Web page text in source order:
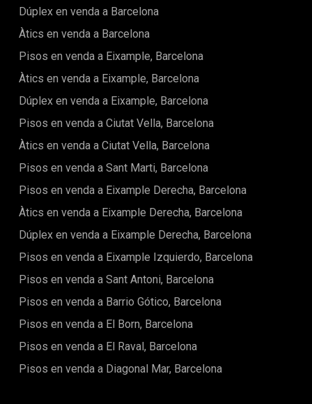
disposa d'un traster de 27 m² a la finca.Un altre avantatge
autèntic privilegi al cor del nucli antic. Aquest espai exterior
compartit és perfecte per gaudir del sol mediterrani,
descansar o contemplar els típics terrats del Barri
Gòtic.Ubicat en un carrer empedrat ple d'encant, envoltat de
arquitectònic, aquest pis gaudeix d'una ubicació
converteix en una excel·lent inversió, amb molt potencial de
revalorització, especialment com a projecte de
important en aquesta zona antiga.El Barrio Gótico, corazón
sus plazas con encanto y su extraordinario patrimonio
arquitectónico. Entre ruinas romanas, catedrales
majestuosas y edificios medievales, invita a un viaje en el
tiempo en pleno centro de una ciudad vibrante. Tiendas
tradicionales se mezclan en una atmósfera única.En resum,
aquesta és una oportunitat única: espaiosa, adaptable, amb
molt caràcter i situada en una de les zones més desitjades
de Barcelona. Tant si cerques un projecte per renovar, una
tot.Contacta amb nosaltres per a més informació i per
programar una visita privada.El preu no inclou impostos,
despeses de notaria i registre, honoraris d'agència ni
despeses hipotecàries (si escau).
Dúplex en venda a Barcelona
Àtics en venda a Barcelona
Pisos en venda a Eixample, Barcelona
Àtics en venda a Eixample, Barcelona
Dúplex en venda a Eixample, Barcelona
Pisos en venda a Ciutat Vella, Barcelona
Àtics en venda a Ciutat Vella, Barcelona
Pisos en venda a Sant Marti, Barcelona
Pisos en venda a Eixample Derecha, Barcelona
Àtics en venda a Eixample Derecha, Barcelona
Dúplex en venda a Eixample Derecha, Barcelona
Pisos en venda a Eixample Izquierdo, Barcelona
Pisos en venda a Sant Antoni, Barcelona
Pisos en venda a Barrio Gótico, Barcelona
Pisos en venda a El Born, Barcelona
Pisos en venda a El Raval, Barcelona
Pisos en venda a Diagonal Mar, Barcelona